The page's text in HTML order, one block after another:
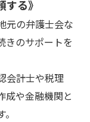
る》
元の弁護士会な
きのサポートを
会計士や税理
成や金融機関と